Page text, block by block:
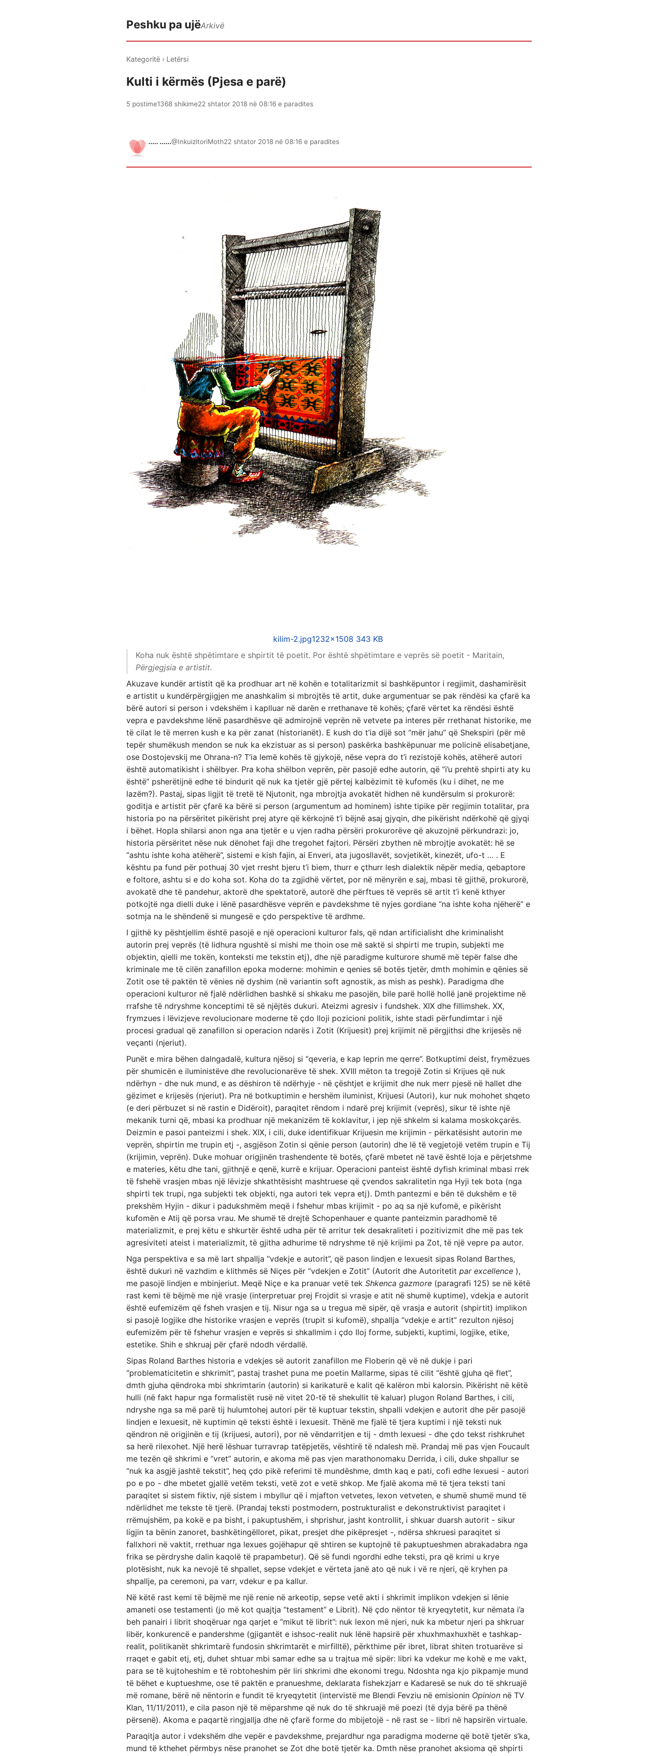
Peshku pa ujëArkivë
Kategoritë › Letërsi
Kulti i kërmës (Pjesa e parë)
5 postime1368 shikime22 shtator 2018 në 08:16 e paradites
..... ......@InkuizitoriMoth22 shtator 2018 në 08:16 e paradites
kilim-2.jpg1232×1508 343 KB
Koha nuk është shpëtimtare e shpirtit të poetit. Por është shpëtimtare e veprës së poetit - Maritain,
Përgjegjsia e artistit.
Akuzave kundër artistit që ka prodhuar art në kohën e totalitarizmit si bashkëpuntor i regjimit, dashamirësit
e artistit u kundërpërgjigjen me anashkalim si mbrojtës të artit, duke argumentuar se pak rëndësi ka çfarë ka
bërë autori si person i vdekshëm i kaplluar në darën e rrethanave të kohës; çfarë vërtet ka rëndësi është
vepra e pavdekshme lënë pasardhësve që admirojnë veprën në vetvete pa interes për rrethanat historike, me
të cilat le të merren kush e ka për zanat (historianët). E kush do t’ia dijë sot “mër jahu” që Shekspiri (për më
tepër shumëkush mendon se nuk ka ekzistuar as si person) paskërka bashkëpunuar me policinë elisabetjane,
ose Dostojevskij me Ohrana-n? T’ia lemë kohës të gjykojë, nëse vepra do t’i rezistojë kohës, atëherë autori
është automatikisht i shëlbyer. Pra koha shëlbon veprën, për pasojë edhe autorin, që “i’u prehtë shpirti aty ku
është” psherëtijnë edhe të bindurit që nuk ka tjetër gjë përtej kalbëzimit të kufomës (ku i dihet, ne me
lazëm?). Pastaj, sipas ligjit të tretë të Njutonit, nga mbrojtja avokatët hidhen në kundërsulm si prokurorë:
goditja e artistit për çfarë ka bërë si person (argumentum ad hominem) ishte tipike për regjimin totalitar, pra
historia po na përsëritet pikërisht prej atyre që kërkojnë t’i bëjnë asaj gjyqin, dhe pikërisht ndërkohë që gjyqi
i bëhet. Hopla shilarsi anon nga ana tjetër e u vjen radha përsëri prokurorëve që akuzojnë përkundrazi: jo,
historia përsëritet nëse nuk dënohet faji dhe tregohet fajtori. Përsëri zbythen në mbrojtje avokatët: hë se
“ashtu ishte koha atëherë”, sistemi e kish fajin, ai Enveri, ata jugosllavët, sovjetikët, kinezët, ufo-t … . E
kështu pa fund për pothuaj 30 vjet rresht bjeru t’i biem, thurr e çthurr lesh dialektik nëpër media, qebaptore
e foltore, ashtu si e do koha sot. Koha do ta zgjidhë vërtet, por në mënyrën e saj, mbasi të gjithë, prokurorë,
avokatë dhe të pandehur, aktorë dhe spektatorë, autorë dhe përftues të veprës së artit t’i kenë kthyer
potkojtë nga dielli duke i lënë pasardhësve veprën e pavdekshme të nyjes gordiane “na ishte koha njëherë” e
sotmja na le shëndenë si mungesë e çdo perspektive të ardhme.
I gjithë ky pështjellim është pasojë e një operacioni kulturor fals, që ndan artificialisht dhe kriminalisht
autorin prej veprës (të lidhura ngushtë si mishi me thoin ose më saktë si shpirti me trupin, subjekti me
objektin, qielli me tokën, konteksti me tekstin etj), dhe një paradigme kulturore shumë më tepër false dhe
kriminale me të cilën zanafillon epoka moderne: mohimin e qenies së botës tjetër, dmth mohimin e qënies së
Zotit ose të paktën të vënies në dyshim (në variantin soft agnostik, as mish as peshk). Paradigma dhe
operacioni kulturor në fjalë ndërlidhen bashkë si shkaku me pasojën, bile parë hollë hollë janë projektime në
rrafshe të ndryshme konceptimi të së njëjtës dukuri. Ateizmi agresiv i fundshek. XIX dhe fillimshek. XX,
frymzues i lëvizjeve revolucionare moderne të çdo lloji pozicioni politik, ishte stadi përfundimtar i një
procesi gradual që zanafillon si operacion ndarës i Zotit (Krijuesit) prej krijimit në përgjithsi dhe krijesës në
veçanti (njeriut).
Punët e mira bëhen dalngadalë, kultura njësoj si “qeveria, e kap leprin me qerre”. Botkuptimi deist, frymëzues
për shumicën e iluministëve dhe revolucionarëve të shek. XVIII mëton ta tregojë Zotin si Krijues që nuk
ndërhyn - dhe nuk mund, e as dëshiron të ndërhyje - në çështjet e krijimit dhe nuk merr pjesë në hallet dhe
gëzimet e krijesës (njeriut). Pra në botkuptimin e hershëm iluminist, Krijuesi (Autori), kur nuk mohohet shqeto
(e deri përbuzet si në rastin e Didëroit), paraqitet rëndom i ndarë prej krijimit (veprës), sikur të ishte një
mekanik turni që, mbasi ka prodhuar një mekanizëm të koklavitur, i jep një shkelm si kalama moskokçarës.
Deizmin e pasoi panteizmi i shek. XIX, i cili, duke identifikuar Krijuesin me krijimin - përkatësisht autorin me
veprën, shpirtin me trupin etj -, asgjëson Zotin si qënie person (autorin) dhe lë të vegjetojë vetëm trupin e Tij
(krijimin, veprën). Duke mohuar origjinën trashendente të botës, çfarë mbetet në tavë është loja e përjetshme
e materies, këtu dhe tani, gjithnjë e qenë, kurrë e krijuar. Operacioni panteist është dyfish kriminal mbasi rrek
të fshehë vrasjen mbas një lëvizje shkathtësisht mashtruese që çvendos sakralitetin nga Hyji tek bota (nga
shpirti tek trupi, nga subjekti tek objekti, nga autori tek vepra etj). Dmth pantezmi e bën të dukshëm e të
prekshëm Hyjin - dikur i padukshmëm meqë i fshehur mbas krijimit - po aq sa një kufomë, e pikërisht
kufomën e Atij që porsa vrau. Me shumë të drejtë Schopenhauer e quante panteizmin paradhomë të
materializmit, e prej këtu e shkurtër është udha për të arritur tek desakraliteti i pozitivizmit dhe më pas tek
agresiviteti ateist i materializmit, të gjitha adhurime të ndryshme të një krijimi pa Zot, të një vepre pa autor.
Nga perspektiva e sa më lart shpallja “vdekje e autorit”, që pason lindjen e lexuesit sipas Roland Barthes,
është dukuri në vazhdim e klithmës së Niçes për “vdekjen e Zotit” (Autorit dhe Autoritetit par excellence ),
me pasojë lindjen e mbinjeriut. Meqë Niçe e ka pranuar vetë tek Shkenca gazmore (paragrafi 125) se në këtë
rast kemi të bëjmë me një vrasje (interpretuar prej Frojdit si vrasje e atit në shumë kuptime), vdekja e autorit
është eufemizëm që fsheh vrasjen e tij. Nisur nga sa u tregua më sipër, që vrasja e autorit (shpirtit) implikon
si pasojë logjike dhe historike vrasjen e veprës (trupit si kufomë), shpallja “vdekje e artit” rezulton njësoj
eufemizëm për të fshehur vrasjen e veprës si shkallmim i çdo lloj forme, subjekti, kuptimi, logjike, etike,
estetike. Shih e shkruaj për çfarë ndodh vërdallë.
Sipas Roland Barthes historia e vdekjes së autorit zanafillon me Floberin që vë në dukje i pari
“problematicitetin e shkrimit”, pastaj trashet puna me poetin Mallarme, sipas të cilit “është gjuha që flet”,
dmth gjuha qëndroka mbi shkrimtarin (autorin) si karikaturë e kalit që kalëron mbi kalorsin. Pikërisht në këtë
hulli (në fakt hapur nga formalistët rusë në vitet 20-të të shekullit të kaluar) plugon Roland Barthes, i cili,
ndryshe nga sa më parë tij hulumtohej autori për të kuptuar tekstin, shpalli vdekjen e autorit dhe për pasojë
lindjen e lexuesit, në kuptimin që teksti është i lexuesit. Thënë me fjalë të tjera kuptimi i një teksti nuk
qëndron në origjinën e tij (krijuesi, autori), por në vëndarritjen e tij - dmth lexuesi - dhe çdo tekst rishkruhet
sa herë rilexohet. Një herë lëshuar turravrap tatëpjetës, vështirë të ndalesh më. Prandaj më pas vjen Foucault
me tezën që shkrimi e “vret” autorin, e akoma më pas vjen marathonomaku Derrida, i cili, duke shpallur se
“nuk ka asgjë jashtë tekstit”, heq çdo pikë referimi të mundëshme, dmth kaq e pati, cofi edhe lexuesi - autori
po e po - dhe mbetet gjallë vetëm teksti, vetë zot e vetë shkop. Me fjalë akoma më të tjera teksti tani
paraqitet si sistem fiktiv, një sistem i mbyllur që i mjafton vetvetes, lexon vetveten, e shumë shumë mund të
ndërlidhet me tekste të tjerë. (Prandaj teksti postmodern, postrukturalist e dekonstruktivist paraqitet i
rrëmujshëm, pa kokë e pa bisht, i pakuptushëm, i shprishur, jasht kontrollit, i shkuar duarsh autorit - sikur
ligjin ta bënin zanoret, bashkëtingëlloret, pikat, presjet dhe pikëpresjet -, ndërsa shkruesi paraqitet si
fallxhori në vaktit, rrethuar nga lexues gojëhapur që shtiren se kuptojnë të pakuptueshmen abrakadabra nga
frika se përdryshe dalin kaqolë të prapambetur). Që së fundi ngordhi edhe teksti, pra që krimi u krye
plotësisht, nuk ka nevojë të shpallet, sepse vdekjet e vërteta janë ato që nuk i vë re njeri, që kryhen pa
shpallje, pa ceremoni, pa varr, vdekur e pa kallur.
Në këtë rast kemi të bëjmë me një renie në arkeotip, sepse vetë akti i shkrimit implikon vdekjen si lënie
amaneti ose testamenti (jo më kot quajtja “testament” e Librit). Në çdo nëntor të kryeqytetit, kur nëmata i’a
beh panairi i librit shoqëruar nga qarjet e “mikut të librit”: nuk lexon më njeri, nuk ka mbetur njeri pa shkruar
libër, konkurencë e pandershme (gjigantët e ishsoc-realit nuk lënë hapsirë për xhuxhmaxhuxhët e tashkap-
realit, politikanët shkrimtarë fundosin shkrimtarët e mirfilltë), përkthime për ibret, librat shiten trotuarëve si
rraqet e gabit etj, etj, duhet shtuar mbi samar edhe sa u trajtua më sipër: libri ka vdekur me kohë e me vakt,
para se të kujtoheshim e të robtoheshim për liri shkrimi dhe ekonomi tregu. Ndoshta nga kjo pikpamje mund
të bëhet e kuptueshme, ose të paktën e pranueshme, deklarata fishekzjarr e Kadaresë se nuk do të shkruajë
më romane, bërë në nëntorin e fundit të kryeqytetit (intervistë me Blendi Fevziu në emisionin Opinion në TV
Klan, 11/11/2011), e cila pason një të mëparshme që nuk do të shkruajë më poezi (të dyja bërë pa thënë
përsenë). Akoma e paqartë ringjallja dhe në çfarë forme do mbijetojë - në rast se - libri në hapsirën virtuale.
Paraqitja autor i vdekshëm dhe vepër e pavdekshme, prejardhur nga paradigma moderne që botë tjetër s’ka,
mund të kthehet përmbys nëse pranohet se Zot dhe botë tjetër ka. Dmth nëse pranohet aksioma që shpirti